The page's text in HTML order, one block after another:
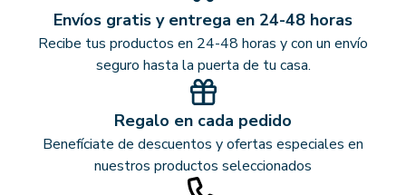
Envíos gratis y entrega en 24-48 horas
Recibe tus productos en 24-48 horas y con un envío
seguro hasta la puerta de tu casa.
Regalo en cada pedido
Benefíciate de descuentos y ofertas especiales en
nuestros productos seleccionados